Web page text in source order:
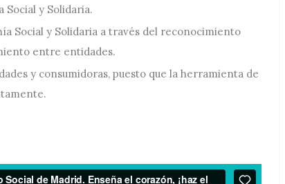
y Solidaria.
Social y Solidaria a través del reconocimiento
entre entidades.
y consumidoras, puesto que la herramienta de